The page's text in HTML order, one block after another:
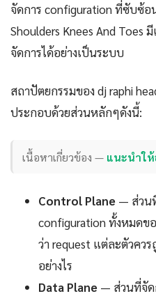
จัดการ configuration ที่ซับซ้อ
Shoulders Knees And Toes
จัดการได้อย่างเป็นระบบ
สถาปัตยกรรมของ dj raphi
ประกอบด้วยส่วนหลักๆดังนี้:
เนื้อหาเกี่ยวข้อง — แนะนำใ
Control Plane — ส่วน
configuration ทั้งหมดข
ว่า request แต่ละตัวคว
อย่างไร
Data Plane — ส่วนที่จัด